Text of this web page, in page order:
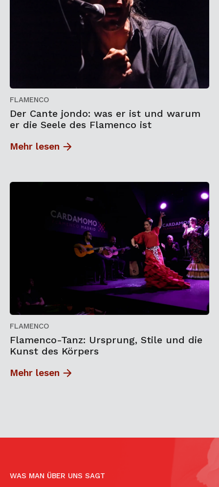
FLAMENCO
Der Cante jondo: was er ist und warum
er die Seele des Flamenco ist
Mehr lesen
FLAMENCO
Flamenco-Tanz: Ursprung, Stile und die
Kunst des Körpers
Mehr lesen
WAS MAN ÜBER UNS SAGT